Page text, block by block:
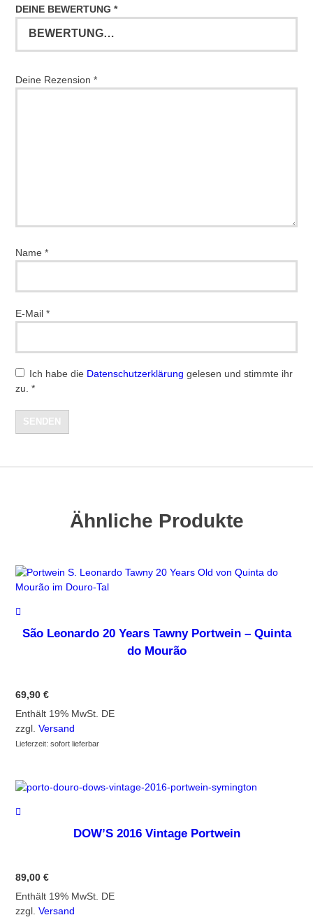
DEINE BEWERTUNG*
Deine Rezension*
Name*
E-Mail*
Ich habe die Datenschutzerklärung gelesen und stimmte ihr
zu. *
Ähnliche Produkte
São Leonardo 20 Years Tawny Portwein – Quinta
do Mourão
69,90€
Enthält 19% MwSt. DE
zzgl.Versand
Lieferzeit: sofort lieferbar
DOW’S 2016 Vintage Portwein
89,00€
Enthält 19% MwSt. DE
zzgl.Versand